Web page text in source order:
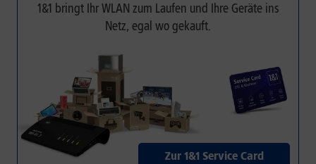
1&1 bringt Ihr WLAN zum Laufen und Ihre Geräte ins
Netz, egal wo gekauft.
Zur 1&1 Service Card